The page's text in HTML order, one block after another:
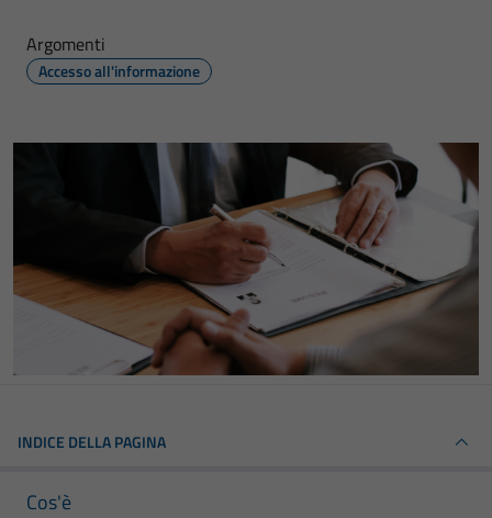
Argomenti
Accesso all'informazione
INDICE DELLA PAGINA
Cos'è